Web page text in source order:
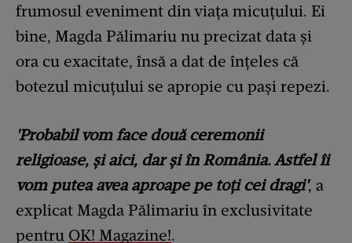
frumosul eveniment din viața micuțului. Ei
bine, Magda Pălimariu nu precizat data și
ora cu exacitate, însă a dat de înțeles că
botezul micuțului se apropie cu pași repezi.
'Probabil vom face două ceremonii
religioase, și aici, dar și în România. Astfel îi
vom putea avea aproape pe toți cei dragi', a
explicat Magda Pălimariu în exclusivitate
pentru OK! Magazine!.